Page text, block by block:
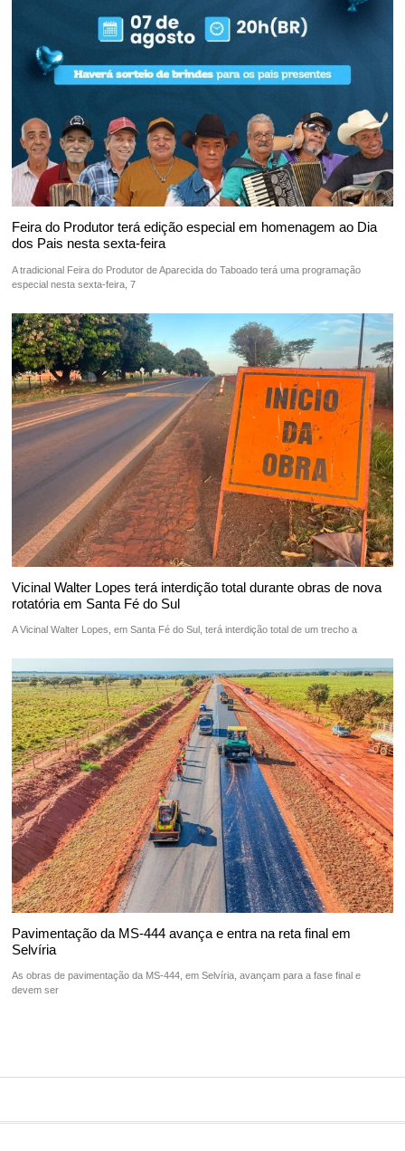
Feira do Produtor terá edição especial em homenagem ao Dia
dos Pais nesta sexta-feira
A tradicional Feira do Produtor de Aparecida do Taboado terá uma programação
especial nesta sexta-feira, 7
Vicinal Walter Lopes terá interdição total durante obras de nova
rotatória em Santa Fé do Sul
A Vicinal Walter Lopes, em Santa Fé do Sul, terá interdição total de um trecho a
Pavimentação da MS-444 avança e entra na reta final em
Selvíria
As obras de pavimentação da MS-444, em Selvíria, avançam para a fase final e
devem ser